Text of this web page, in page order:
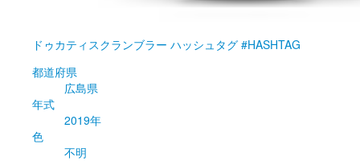
ドゥカティ スクランブラー ハッシュタグ #HASHTAG
都道府県
広島県
年式
2019年
色
不明